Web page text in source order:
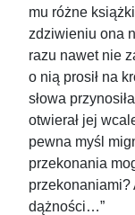
mu różne
zdziwieniu ona
razu nawet nie
o nią prosił na
słowa
otwierał jej
pewna myśl
przekonania
przekonaniami?
dążności…”